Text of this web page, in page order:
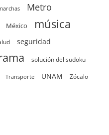
Metro
México música
seguridad
solución del sudoku
Transporte UNAM Zócalo